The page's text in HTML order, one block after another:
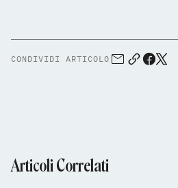
CONDIVIDI ARTICOLO
Articoli Correlati